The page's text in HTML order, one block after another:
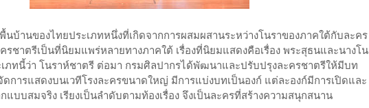
นบ้านของไทยประเภทหนึ่งที่เกิดจากการผสมผสานระหว่างโนราของภาคใต้กับละคร
รชาตรีเป็นที่นิยมแพร่หลายทางภาคใต้ เรื่องที่นิยมแสดงคือเรื่อง พระสุธนและนางโน
เภทนี้ว่า โนราห์ชาตรี ต่อมา กรมศิลปากรได้พัฒนาและปรับปรุงละครชาตรีให้มีบท
ดการแสดงบนเวทีโรงละครขนาดใหญ่ มีการแบ่งบทเป็นองก์ แต่ละองก์มีการเปิดและ
แบบสมจริง เรียงเป็นลำดับตามท้องเรื่อง จึงเป็นละครที่สร้างความสนุกสนาน